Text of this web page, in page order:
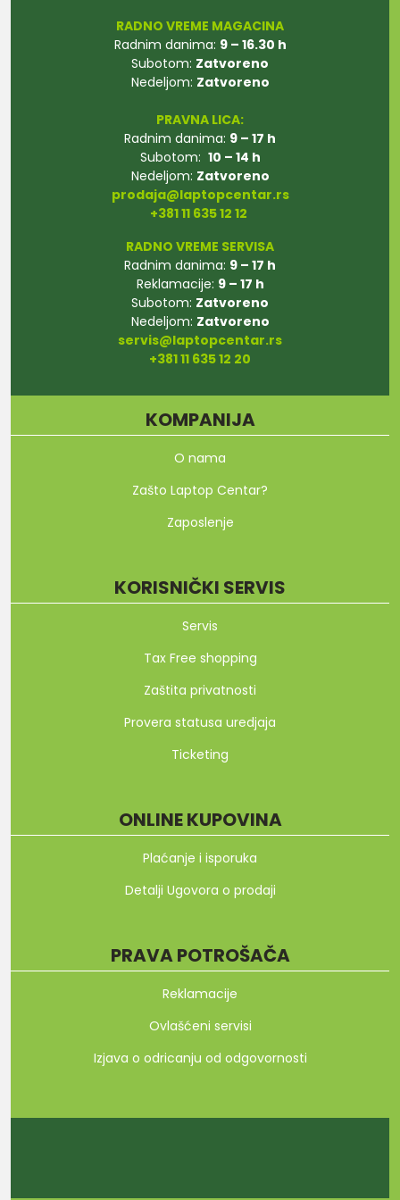
RADNO VREME MAGACINA
Radnim danima: 9 – 16.30 h
Subotom: Zatvoreno
Nedeljom: Zatvoreno
PRAVNA LICA:
Radnim danima: 9 – 17 h
Subotom: 10 – 14 h
Nedeljom: Zatvoreno
prodaja@laptopcentar.rs
+381 11 635 12 12
RADNO VREME SERVISA
Radnim danima: 9 – 17 h
Reklamacije: 9 – 17 h
Subotom: Zatvoreno
Nedeljom: Zatvoreno
servis@laptopcentar.rs
+381 11 635 12 20
KOMPANIJA
O nama
Zašto Laptop Centar?
Zaposlenje
KORISNIČKI SERVIS
Servis
Tax Free shopping
Zaštita privatnosti
Provera statusa uredjaja
Ticketing
ONLINE KUPOVINA
Plaćanje i isporuka
Detalji Ugovora o prodaji
PRAVA POTROŠAČA
Reklamacije
Ovlašćeni servisi
Izjava o odricanju od odgovornosti